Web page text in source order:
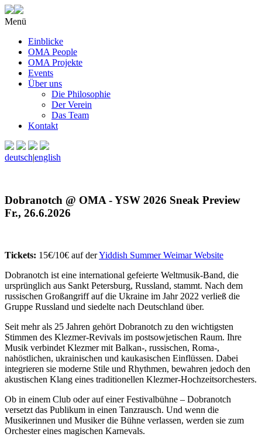
Menü
Einblicke
OMA People
OMA Projekte
Events
Über uns
Die Philosophie
Der Verein
Das Team
Kontakt
deutsch|english
Dobranotch @ OMA - YSW 2026 Sneak Preview
Fr., 26.6.2026
Tickets: 15€/10€ auf derYiddish Summer Weimar Website
Dobranotch ist eine international gefeierte Weltmusik-Band, die
ursprünglich aus Sankt Petersburg, Russland, stammt. Nach dem
russischen Großangriff auf die Ukraine im Jahr 2022 verließ die
Gruppe Russland und siedelte nach Deutschland über.
Seit mehr als 25 Jahren gehört Dobranotch zu den wichtigsten
Stimmen des Klezmer-Revivals im postsowjetischen Raum. Ihre
Musik verbindet Klezmer mit Balkan-, russischen, Roma-,
nahöstlichen, ukrainischen und kaukasischen Einflüssen. Dabei
integrieren sie moderne Stile und Rhythmen, bewahren jedoch den
akustischen Klang eines traditionellen Klezmer-Hochzeitsorchesters.
Ob in einem Club oder auf einer Festivalbühne – Dobranotch
versetzt das Publikum in einen Tanzrausch. Und wenn die
Musikerinnen und Musiker die Bühne verlassen, werden sie zum
Orchester eines magischen Karnevals.